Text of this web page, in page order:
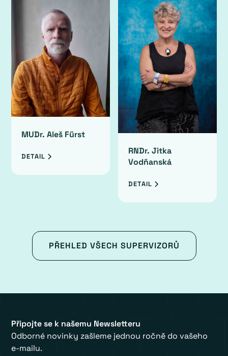
MUDr. Aleš Fürst
DETAIL
RNDr. Jitka
Vodňanská
DETAIL
PŘEHLED VŠECH SUPERVIZORŮ
Připojte se k našemu Newsletteru
Odborné novinky zašleme jednou ročně do vašeho
e-mailu.